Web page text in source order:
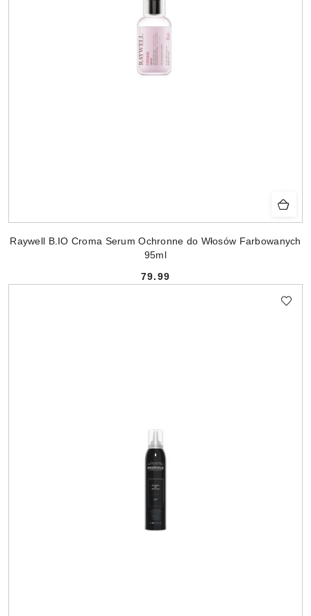
Raywell B.IO Croma Serum Ochronne do Włosów Farbowanych
95ml
Cena:
79.99